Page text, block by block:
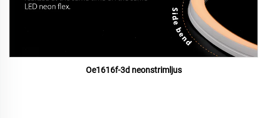
Oe1616f-3d neonstrimljus